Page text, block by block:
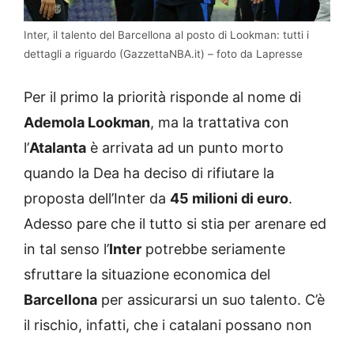
Inter, il talento del Barcellona al posto di Lookman: tutti i
dettagli a riguardo (GazzettaNBA.it) – foto da Lapresse
Per il primo la priorità risponde al nome di
Ademola Lookman, ma la trattativa con
l’Atalanta è arrivata ad un punto morto
quando la Dea ha deciso di rifiutare la
proposta dell’Inter da 45 milioni di euro.
Adesso pare che il tutto si stia per arenare ed
in tal senso l’Inter potrebbe seriamente
sfruttare la situazione economica del
Barcellona per assicurarsi un suo talento. C’è
il rischio, infatti, che i catalani possano non